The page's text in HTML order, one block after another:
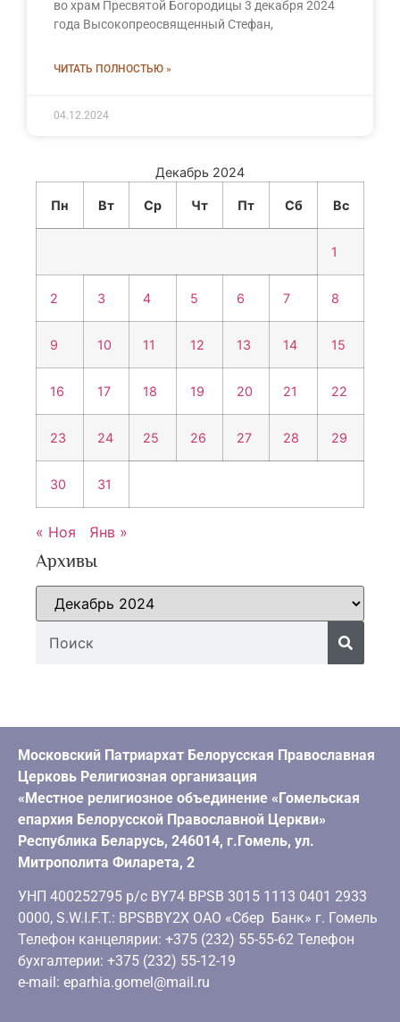
во храм Пресвятой Богородицы 3 декабря 2024
года Высокопреосвященный Стефан,
ЧИТАТЬ ПОЛНОСТЬЮ »
04.12.2024
Декабрь 2024
Пн Вт Ср Чт Пт Сб Вс
1
2 3 4 5 6 7 8
9 10 11 12 13 14 15
16 17 18 19 20 21 22
23 24 25 26 27 28 29
30 31
« Ноя Янв »
Архивы
Московский Патриархат Белорусская Православная
Церковь Религиозная организация
«Местное религиозное объединение «Гомельская
епархия Белорусской Православной Церкви»
Республика Беларусь, 246014, г.Гомель, ул.
Митрополита Филарета, 2
УНП 400252795 р/с BY74 BPSB 3015 1113 0401 2933
0000, S.W.I.F.T.: BPSBBY2X ОАО «Сбер Банк» г. Гомель
Телефон канцелярии: +375 (232) 55-55-62 Телефон
бухгалтерии: +375 (232) 55-12-19
e-mail: eparhia.gomel@mail.ru